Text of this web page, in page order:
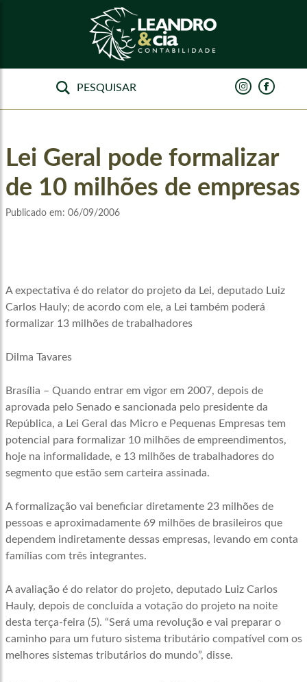
Lei Geral pode formalizar
de 10 milhões de empresas
Publicado em: 06/09/2006
A expectativa é do relator do projeto da Lei, deputado Luiz
Carlos Hauly; de acordo com ele, a Lei também poderá
formalizar 13 milhões de trabalhadores
Dilma Tavares
Brasília – Quando entrar em vigor em 2007, depois de
aprovada pelo Senado e sancionada pelo presidente da
República, a Lei Geral das Micro e Pequenas Empresas tem
potencial para formalizar 10 milhões de empreendimentos,
hoje na informalidade, e 13 milhões de trabalhadores do
segmento que estão sem carteira assinada.
A formalização vai beneficiar diretamente 23 milhões de
pessoas e aproximadamente 69 milhões de brasileiros que
dependem indiretamente dessas empresas, levando em conta
famílias com três integrantes.
A avaliação é do relator do projeto, deputado Luiz Carlos
Hauly, depois de concluída a votação do projeto na noite
desta terça-feira (5). “Será uma revolução e vai preparar o
caminho para um futuro sistema tributário compatível com os
melhores sistemas tributários do mundo”, disse.